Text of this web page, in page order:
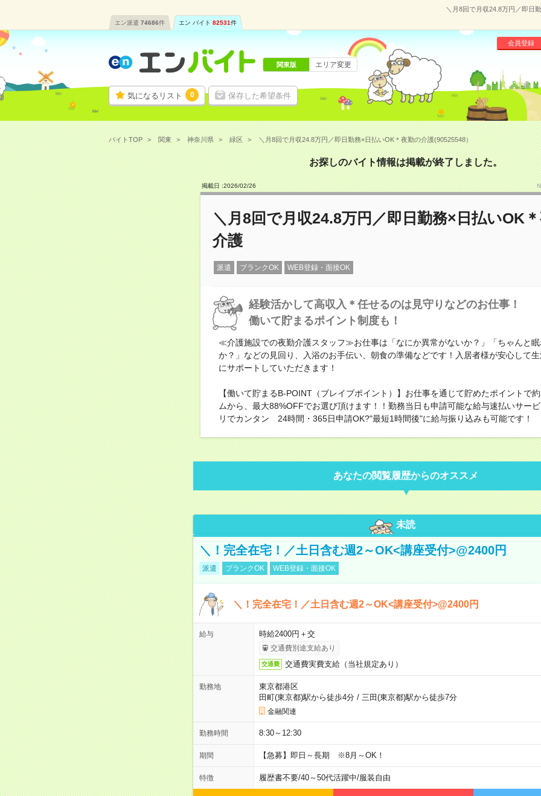
＼月8回で月収24.8万円／即日
エン派遣 74686件 エン バイト 82531件
気になるリスト 0 保存した希望条件
会員登録
関東版 エリア変更
バイトTOP 関東 神奈川県 緑区 ＼月8回で月収24.8万円／即日勤務×日払いOK＊夜勤の介護(90525548）
お探しのバイト情報は掲載が終了しました。
掲載日 :2026/02/26
＼月8回で月収24.8万円／即日勤務×日払いOK
介護
派遣 ブランクOK WEB登録・面接OK
経験活かして高収入＊任せるのは見守りなどのお仕事！
働いて貯まるポイント制度も！
≪介護施設での夜勤介護スタッフ≫お仕事は「なにか異常がないか？」「ちゃんと
か？」などの見回り、入浴のお手伝い、朝食の準備などです！入居者様が安心して
にサポートしていただきます！
【働いて貯まるB-POINT（ブレイブポイント）】お仕事を通じて貯めたポイントで
ムから、最大88%OFFでお選び頂けます！！勤務当日も申請可能な給与速払いサー
リでカンタン 24時間・365日申請OK?"最短1時間後"に給与振り込みも可能です！
あなたの閲覧履歴からのオススメ
未読
＼！完全在宅！／土日含む週2～OK<講座受付>@2400円
派遣 ブランクOK WEB登録・面接OK
＼！完全在宅！／土日含む週2～OK<講座受付>@2400円
給与 時給2400円＋交
交通費別途支給あり
交通費 交通費実費支給（当社規定あり）
勤務地
東京都港区
田町(東京都)駅から徒歩4分/ 三田(東京都)駅から徒歩7分
金融関連
勤務時間 8:30～12:30
期間 【急募】即日～長期 ※8月～OK！
特徴 履歴書不要/40～50代活躍中/服装自由